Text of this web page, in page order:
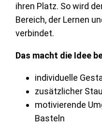
ihren Platz. So wird
Bereich, der Lernen
verbindet.
Das macht die Idee
individuelle
zusätzlicher
motivierende
Basteln